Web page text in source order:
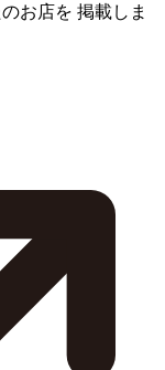
お店を 掲載しま